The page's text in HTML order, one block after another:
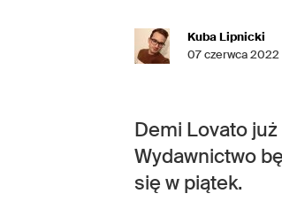
Kuba Lipnicki
07 czerwca 2022
Demi Lovato
Wydawnictwo
się w piątek.